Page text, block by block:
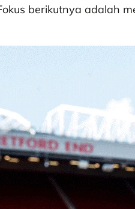
berikutnya adalah